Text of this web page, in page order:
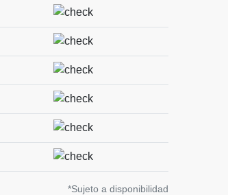
*Sujeto a disponibilidad